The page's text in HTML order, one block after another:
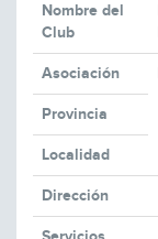
Nombre del
Club
Asociación
Provincia
Localidad
Dirección